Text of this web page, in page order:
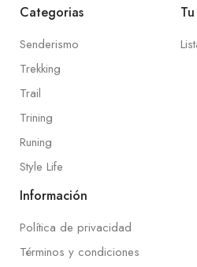
Categorias
Senderismo
Trekking
Trail
Trining
Runing
Style Life
Información
Política de privacidad
Términos y condiciones